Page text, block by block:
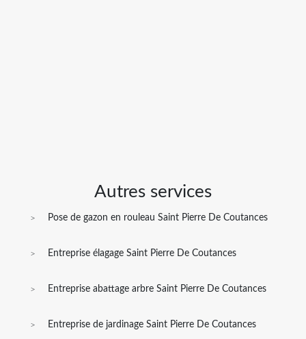
Autres services
Pose de gazon en rouleau Saint Pierre De Coutances
Entreprise élagage Saint Pierre De Coutances
Entreprise abattage arbre Saint Pierre De Coutances
Entreprise de jardinage Saint Pierre De Coutances